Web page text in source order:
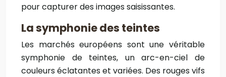
pour capturer des images saisissantes.
La symphonie des teintes
Les marchés européens sont une véritable
symphonie de teintes, un arc-en-ciel de
couleurs éclatantes et variées. Des rouges vifs